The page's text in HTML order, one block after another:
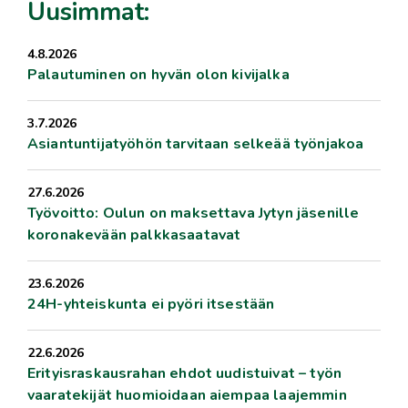
Uusimmat:
4.8.2026
Palautuminen on hyvän olon kivijalka
3.7.2026
Asiantuntijatyöhön tarvitaan selkeää työnjakoa
27.6.2026
Työvoitto: Oulun on maksettava Jytyn jäsenille
koronakevään palkkasaatavat
23.6.2026
24H-yhteiskunta ei pyöri itsestään
22.6.2026
Erityisraskausrahan ehdot uudistuivat – työn
vaaratekijät huomioidaan aiempaa laajemmin